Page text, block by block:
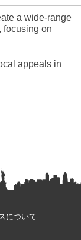
a wide-range
focusing on
appeals in
について